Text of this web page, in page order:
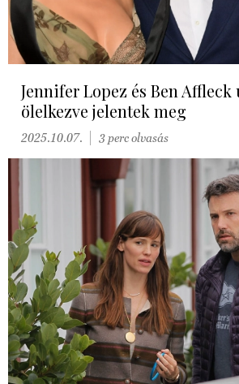
Jennifer Lopez és Ben
ölelkezve jelentek meg
2025.10.07. 3 perc olvasás